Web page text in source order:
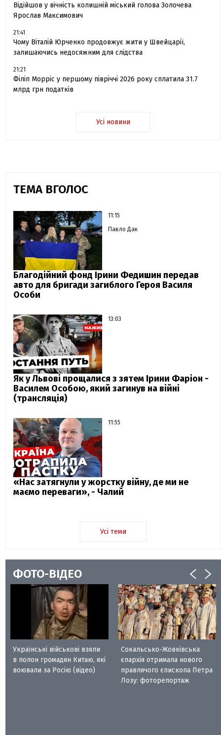
Відійшов у вічність колишній міський голова Золочева
Ярослав Максимович
21:41
Чому Віталій Юрченко продовжує жити у Швейцарії,
залишаючись недосяжним для слідства
21:21
Філіп Морріс у першому півріччі 2026 року сплатила 31.7
млрд грн податків
Усі новини
ТЕМА ВГОЛОС
11:15
Павло Дак
Благодійний фонд Ірини Федишин передав
авто для бригади загиблого Героя Василя
Особи
13:03
Як у Львові прощалися з зятем Ірини Фаріон -
Василем Особою, який загинув на війні
(трансляція)
11:55
«Нас затягнули у жорстку війну, де ми не
маємо переваги», - Чалий
Усі теми
ФОТО-ВІДЕО
Українські військові взяли
в полон громадян Китаю, які
воювали за Росію (відео)
Сокальсько-Жовківська
єпархія отримала нового
правлячого єпископа Петра
Лозу: фоторепортаж